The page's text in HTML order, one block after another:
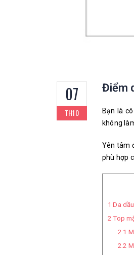
07
TH10
Điểm
Bạn là
không
Yên tâm
phù hợp
1 Da
2 Top
2.1
2.2